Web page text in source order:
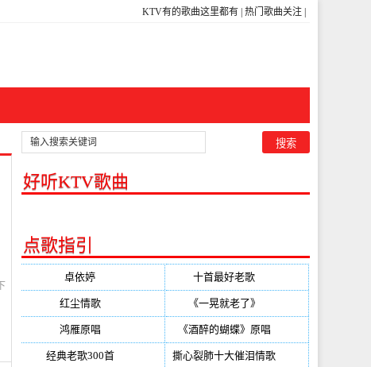
KTV有的歌曲这里都有 热门歌曲关注
下
好听KTV歌曲
点歌指引
卓依婷 十首最好老歌
红尘情歌(296) 《一晃就老了》
鸿雁原唱 《酒醉的蝴蝶》原唱
经典老歌300首(203) 撕心裂肺十大催泪情歌